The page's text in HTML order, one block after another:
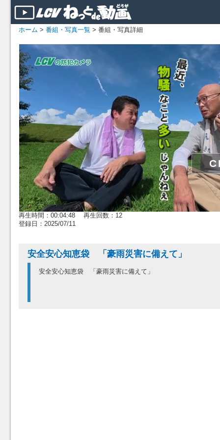
ホーム > 番組・写真一覧 > 番組・写真詳細
再生時間：00:04:48 再生回数：12
登録日：2025/07/11
安全安心知恵袋 「豪雨災害に備えて」
安全安心知恵袋 「豪雨災害に備えて」